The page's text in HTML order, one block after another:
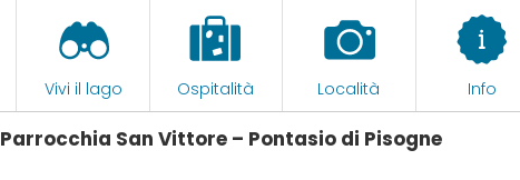
Vivi il lago Ospitalità Località Info
Parrocchia San Vittore – Pontasio di Pisogne